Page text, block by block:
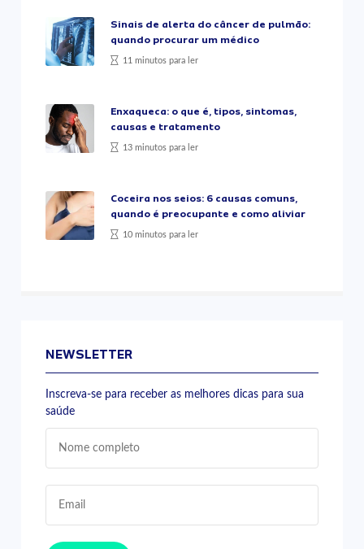
Sinais de alerta do câncer de pulmão:
quando procurar um médico
11 minutos para ler
Enxaqueca: o que é, tipos, sintomas,
causas e tratamento
13 minutos para ler
Coceira nos seios: 6 causas comuns,
quando é preocupante e como aliviar
10 minutos para ler
NEWSLETTER
Inscreva-se para receber as melhores dicas para sua
saúde